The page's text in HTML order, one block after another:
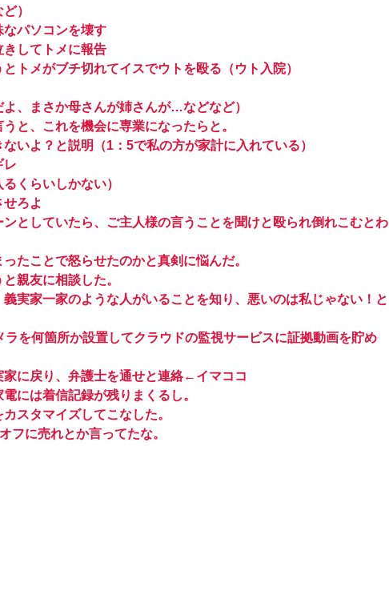
）
なパソコンを壊す
きしてトメに報告
トメがブチ切れてイスでウトを殴る（ウト入院）
、まさか母さんが姉さんが…などなど）
と、これを機会に専業になったらと。
いよ？と説明（1：5で私の方が家計に入れている）
レ
くらいしかない）
ろよ
としていたら、ご主人様の言うことを聞けと殴られ倒れこむとわ
たことで怒らせたのかと真剣に悩んだ。
親友に相談した。
実家一家のような人がいることを知り、悪いのは私じゃない！と
を何箇所か設置してクラウドの監視サービスに証拠動画を貯め
に戻り、弁護士を通せと連絡←イマココ
には着信記録が残りまくるし。
スタマイズしてこなした。
フに売れとか言ってたな。